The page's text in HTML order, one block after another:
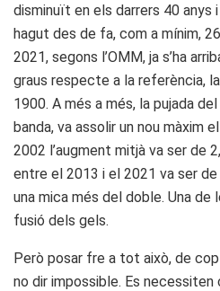
disminuït en els darrers 40 anys
hagut des de fa, com a mínim,
2021, segons l’OMM, ja s’ha
graus respecte a la referència,
1900. A més a més, la pujada
banda, va assolir un nou màxim
2002 l’augment mitjà va ser de
entre el 2013 i el 2021 va ser de
una mica més del doble. Una de
fusió dels gels.
Però posar fre a tot això, de
no dir impossible. Es necessiten